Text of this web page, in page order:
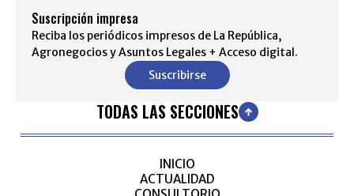
Suscripción impresa
Reciba los periódicos impresos de La República,
Agronegocios y Asuntos Legales + Acceso digital.
Suscribirse
TODAS LAS SECCIONES
INICIO
ACTUALIDAD